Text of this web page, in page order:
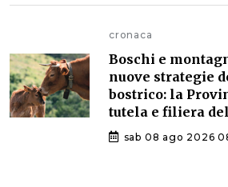
cronaca
Boschi e
nuove strategie
bostrico: la
tutela e filiera
sab 08 ago 2026